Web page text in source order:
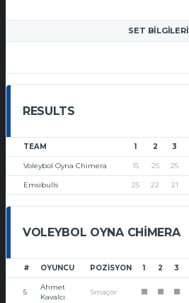
SET BILGILERI
RESULTS
TEAM 1 2 3
Voleybol Oyna Chimera 15 25 25
Emsibulls 25 22 21
VOLEYBOL OYNA CHIMERA
# OYUNCU POZISYON 1 2 3
5
Ahmet
Kavalcı
Smaçör